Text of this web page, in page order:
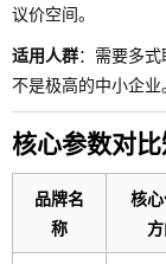
议价空间。
适用人群：需要多
不是极高的中小企业。
核心参数对
品牌名
称
核